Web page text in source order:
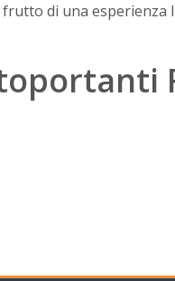
di una esperienza